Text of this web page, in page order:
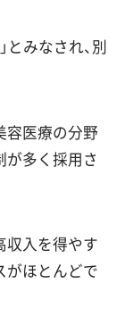
とみなされ、別
容医療の分野
が多く採用さ
収入を得やす
がほとんどで